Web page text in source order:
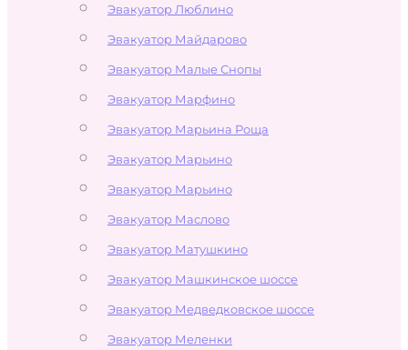
Эвакуатор Люблино
Эвакуатор Майдарово
Эвакуатор Малые Снопы
Эвакуатор Марфино
Эвакуатор Марьина Роща
Эвакуатор Марьино
Эвакуатор Марьино
Эвакуатор Маслово
Эвакуатор Матушкино
Эвакуатор Машкинское шоссе
Эвакуатор Медведковское шоссе
Эвакуатор Меленки